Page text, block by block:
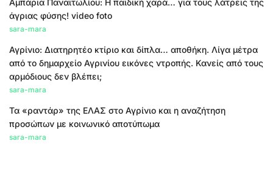
Αμπάρια Παναιτωλίου: Η παιδική χαρά… για τους λάτρεις της
άγριας φύσης! video foto
sara-mara
Αγρίνιο: Διατηρητέο κτίριο και δίπλα… αποθήκη. Λίγα μέτρα
από το δημαρχείο Αγρινίου εικόνες ντροπής. Κανείς από τους
αρμόδιους δεν βλέπει;
sara-mara
Τα «ραντάρ» της ΕΛΑΣ στο Αγρίνιο και η αναζήτηση
προσώπων με κοινωνικό αποτύπωμα
sara-mara